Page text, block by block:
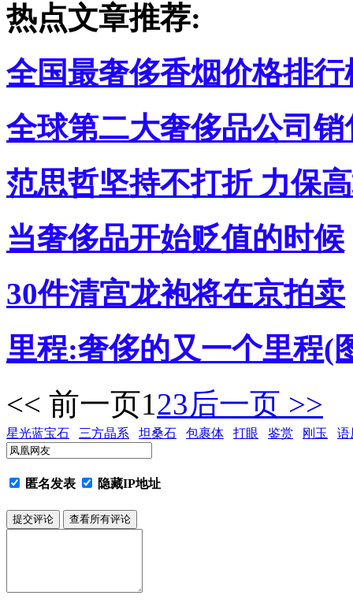
热点文章推荐:
全国最奢侈香烟价格排行
全球第二大奢侈品公司
范思哲坚持不打折 力保
当奢侈品开始贬值的时候
30件清宫龙袍将在京拍卖
里程:奢侈的又一个里程(
<< 前一页123后一页 >>
星光蓝宝石 三方晶系 坦桑石 包裹体 打眼 鉴赏 刚玉 语
匿名发表 隐藏IP地址